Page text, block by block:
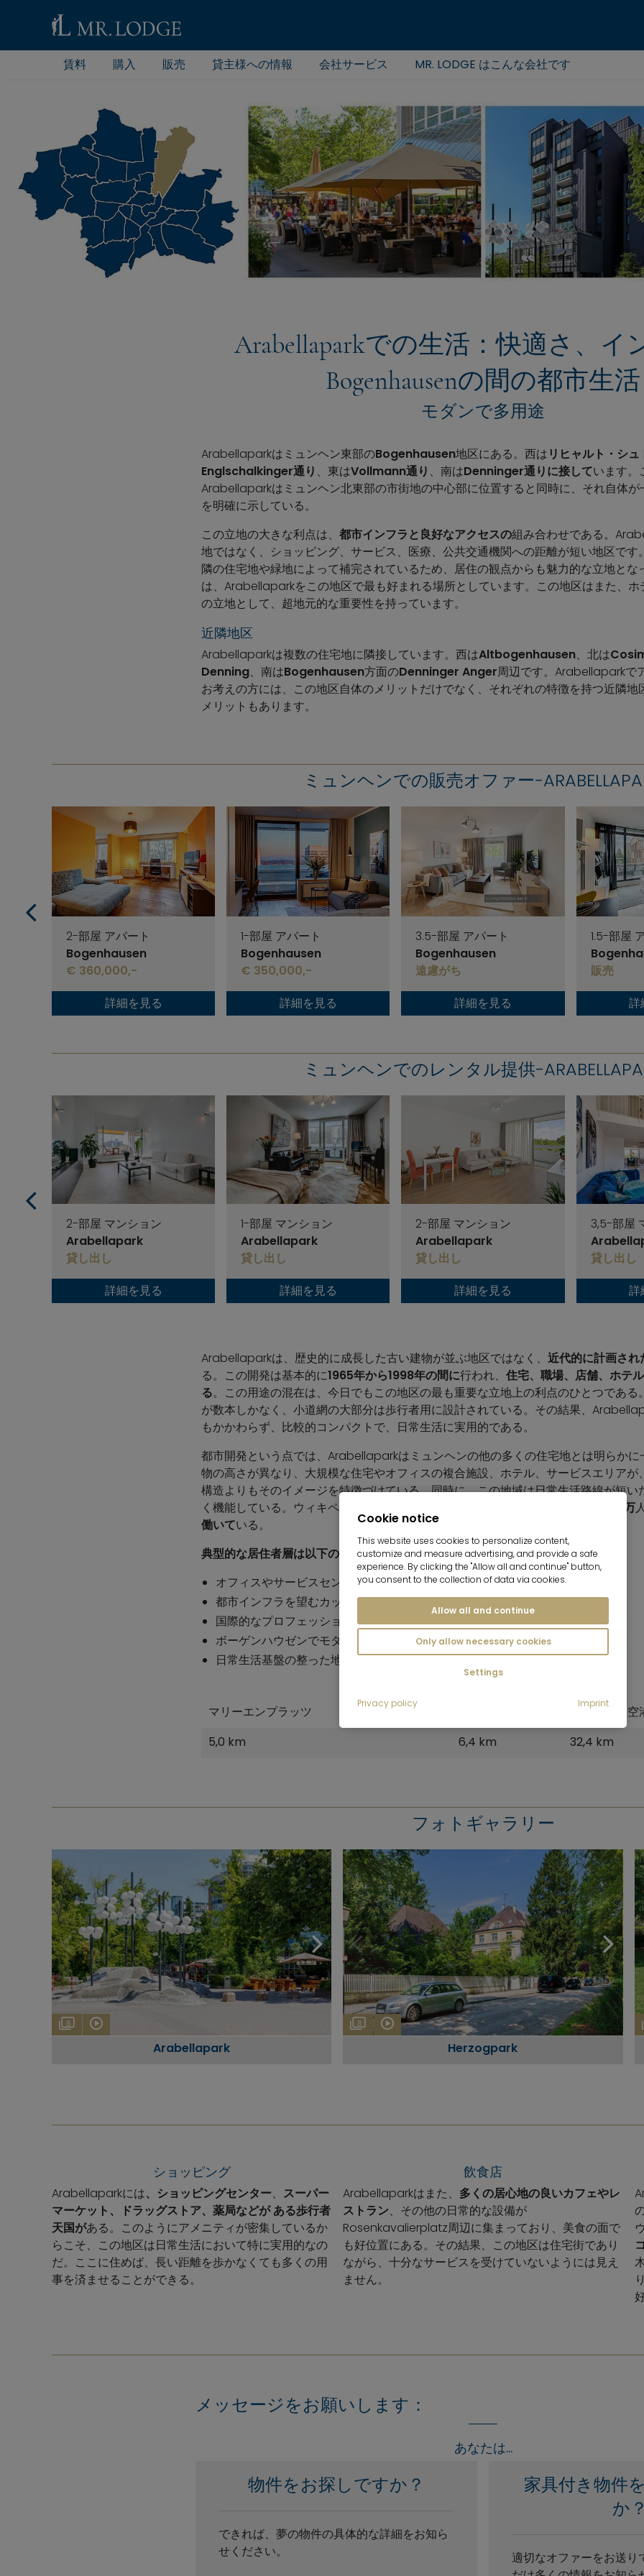
賃料 購入 販売 貸主様への情報 会社サービス MR. LODGE はこんな会社です
Arabellaparkでの生活：快適さ、イ
Bogenhausenの間の都市生活
モダンで多用途
Arabellaparkはミュンヘン東部のBogenhausen地区にある。西はリヒャルト・シ
Englschalkinger通り 、東はVollmann通り 、南はDenninger通りに接しています。
Arabellaparkはミュンヘン北東部の市街地の中心部に位置すると同時に、それ自体が
を明確に示している。
この立地の大きな利点は、 都市インフラと良好なアクセスの組み合わせである。
地ではなく、ショッピング、サービス、医療、公共交通機関への距離が短い地区です
隣の住宅地や緑地によって補完されているため、居住の観点からも魅力的な立地と
は、Arabellaparkをこの地区で最も好まれる場所としています。この地区はまた、
の立地として、超地元的な重要性を持っています。
近隣地区
Arabellaparkは複数の住宅地に隣接しています。西はAltbogenhausen、北は
Denning、南はBogenhausen方面のDenninger Anger周辺です。Arabellaparkで
お考えの方には、この地区自体のメリットだけでなく、それぞれの特徴を持つ近隣
メリットもあります。
ミュンヘンでの販売オファー-
2-部屋 アパート
Bogenhausen
€ 360,000,-
詳細を見る
1-部屋 アパート
Bogenhausen
€ 350,000,-
詳細を見る
3.5-部屋 アパート
Bogenhausen
遠慮がち
詳細を見る
1.5-部屋
販売
詳
ミュンヘンでのレンタル提供-
2-部屋 マンション
Arabellapark
貸し出し
詳細を見る
1-部屋 マンション
Arabellapark
貸し出し
詳細を見る
2-部屋 マンション
Arabellapark
貸し出し
詳細を見る
3,5-部屋
貸し出し
詳
Arabellaparkは、歴史的に成長した古い建物が並ぶ地区ではなく、 近代的に計画さ
る。この開発は基本的に1965年から1998年の間に行われ、 住宅、職場、店舗、ホテ
る。この用途の混在は、今日でもこの地区の最も重要な立地上の利点のひとつであ
が数本しかなく、小道網の大部分は歩行者用に設計されている。その結果、
もかかわらず、比較的コンパクトで、日常生活に実用的である。
都市開発という点では、Arabellaparkはミュンヘンの他の多くの住宅地とは明らかに
物の高さが異なり、大規模な住宅やオフィスの複合施設、ホテル、サービスエリアが
構造よりもそのイメージを特徴づけている。同時に、この地域は日常生活路線が短い
く機能している。ウィキペディアによると、Arabellaparkの
万
働いている。
典型的な居住者層は以下の通りである。
オフィスやサービスセンターへの距離が短い専門職
都市インフラを望むカップルや単身者
国際的なプロフェッショナルや駐在員
ボーゲンハウゼンでモダンで交通の便の良い住宅地をお探しの方
日常生活基盤の整った地区での仮住まいに関心のある方
マリーエンプラッツ
ミュンヘン空
5,0 km
6,4 km 32,4 km
フォトギャラリー
8
Arabellapark
8
Herzogpark
ショッピング
Arabellaparkには、ショッピングセンター、 スーパー
マーケット、ドラッグストア、薬局などが ある歩行者
天国がある。このようにアメニティが密集しているか
らこそ、この地区は日常生活において特に実用的なの
だ。ここに住めば、長い距離を歩かなくても多くの用
事を済ませることができる。
飲食店
Arabellaparkはまた、 多くの居心地の良いカフェやレ
ストラン、その他の日常的な設備が
Rosenkavalierplatz周辺に集まっており、美食の面で
も好位置にある。その結果、この地区は住宅街であり
ながら、十分なサービスを受けていないようには見え
ません。
メッセージをお願いします：
あなたは...
物件をお探しですか？
できれば、夢の物件の具体的な詳細をお知ら
せください。
家具付き物件
か
適切なオファーをお送り
Cookie notice
This website uses cookies to personalize content,
customize and measure advertising, and provide a safe
experience. By clicking the "Allow all and continue" button,
you consent to the collection of data via cookies.
Allow all and continue
Only allow necessary cookies
Settings
Privacy policy Imprint